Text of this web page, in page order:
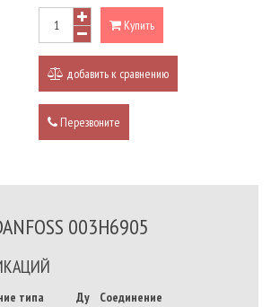
Купить
добавить к сравнению
Перезвоните
003H6905
типа Ду
Соединение